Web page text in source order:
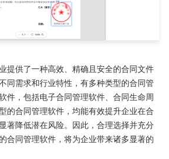
提供了一种高效、精确且安全的合同文件
同需求和行业特性，有多种类型的合同管
件，包括电子合同管理软件、合同生命周
的合同管理软件，均能有效提升企业在合
著降低潜在风险。因此，合理选择并充分
合同管理软件，将为企业带来诸多显著的